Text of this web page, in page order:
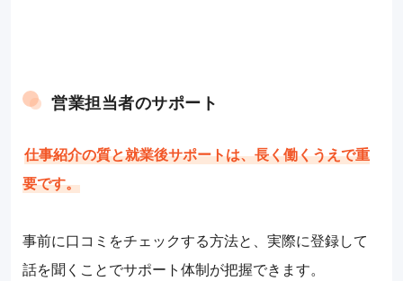
営業担当者のサポート
仕事紹介の質と就業後サポートは、長く働くうえで重
要です。
事前に口コミをチェックする方法と、実際に登録して
話を聞くことでサポート体制が把握できます。